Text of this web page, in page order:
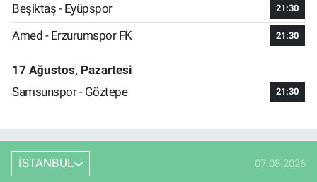
Beşiktaş - Eyüpspor 21:30
Amed - Erzurumspor FK 21:30
17 Ağustos, Pazartesi
Samsunspor - Göztepe
21:30
İSTANBUL 07.08.2026